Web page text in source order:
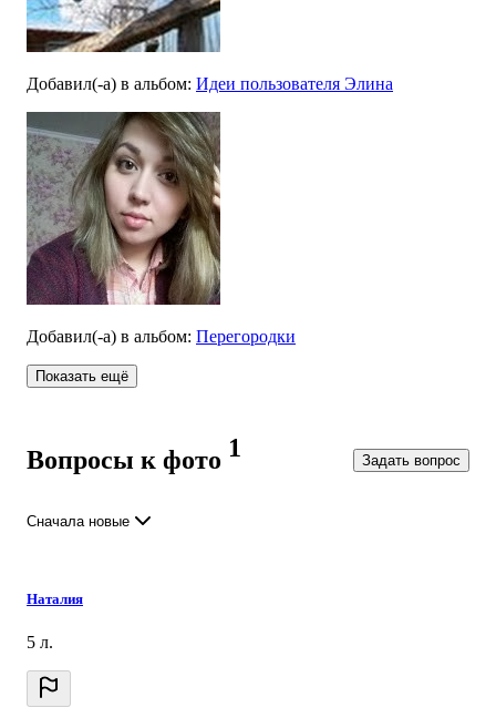
Добавил(-а) в альбом: Идеи пользователя Элина
Добавил(-а) в альбом: Перегородки
Показать ещё
Вопросы к фото 1 Задать вопрос
Сначала новые
Наталия
5 л.